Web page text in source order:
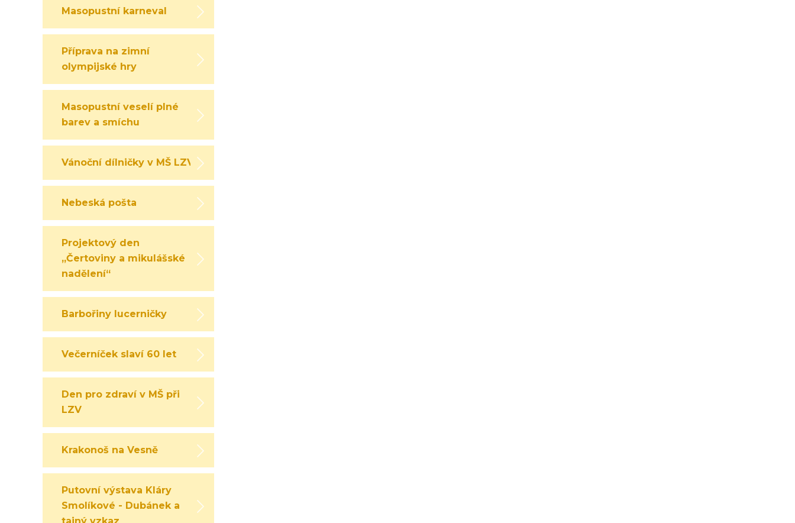
Masopustní karneval
Příprava na zimní
olympijské hry
Masopustní veselí plné
barev a smíchu
Vánoční dílničky v MŠ LZV
Nebeská pošta
Projektový den
„Čertoviny a mikulášské
nadělení“
Barbořiny lucerničky
Večerníček slaví 60 let
Den pro zdraví v MŠ při
LZV
Krakonoš na Vesně
Putovní výstava Kláry
Smolíkové - Dubánek a